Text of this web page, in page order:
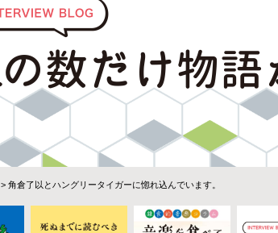
> 角倉了以とハングリータイガーに惚れ込んでいます。